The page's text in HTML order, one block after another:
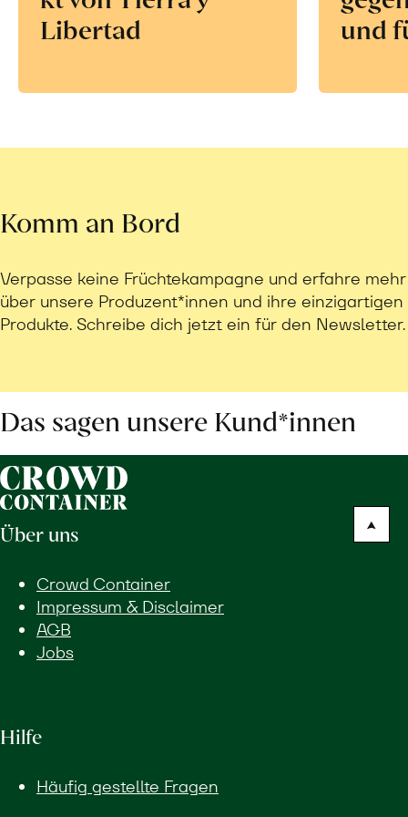
Libertad
und
Komm an Bord
Verpasse keine Früchtekampagne und erfahre mehr
über unsere Produzent*innen und ihre einzigartigen
Produkte. Schreibe dich jetzt ein für den Newsletter.
Das sagen unsere Kund*innen
Über uns
Crowd Container
Impressum & Disclaimer
AGB
Jobs
Hilfe
Häufig gestellte Fragen